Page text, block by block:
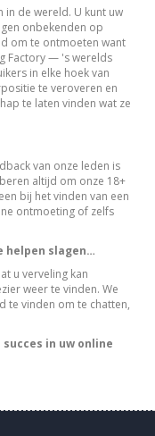
in de wereld. U kunt uw
onbekenden op
om te ontmoeten want
Factory — 's werelds
in elke hoek van
te veroveren en
te laten vinden wat ze
van onze leden is
altijd om onze 18+
bij het vinden van een
ontmoeting of zelfs
helpen slagen…
u verveling kan
weer te vinden. We
te vinden om te chatten,
in uw online